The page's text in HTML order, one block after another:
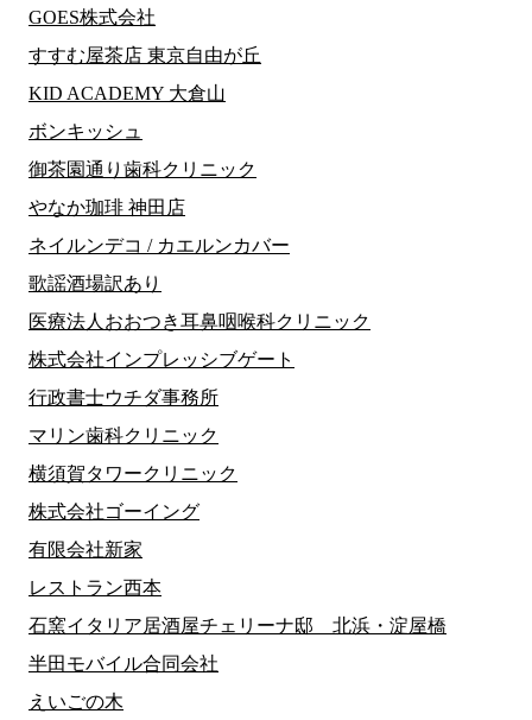
GOES株式会社
すすむ屋茶店 東京自由が丘
KID ACADEMY 大倉山
ボンキッシュ
御茶園通り歯科クリニック
やなか珈琲 神田店
ネイルンデコ / カエルンカバー
歌謡酒場訳あり
医療法人おおつき耳鼻咽喉科クリニック
株式会社インプレッシブゲート
行政書士ウチダ事務所
マリン歯科クリニック
横須賀タワークリニック
株式会社ゴーイング
有限会社新家
レストラン西本
石窯イタリア居酒屋チェリーナ邸 北浜・淀屋橋
半田モバイル合同会社
えいごの木